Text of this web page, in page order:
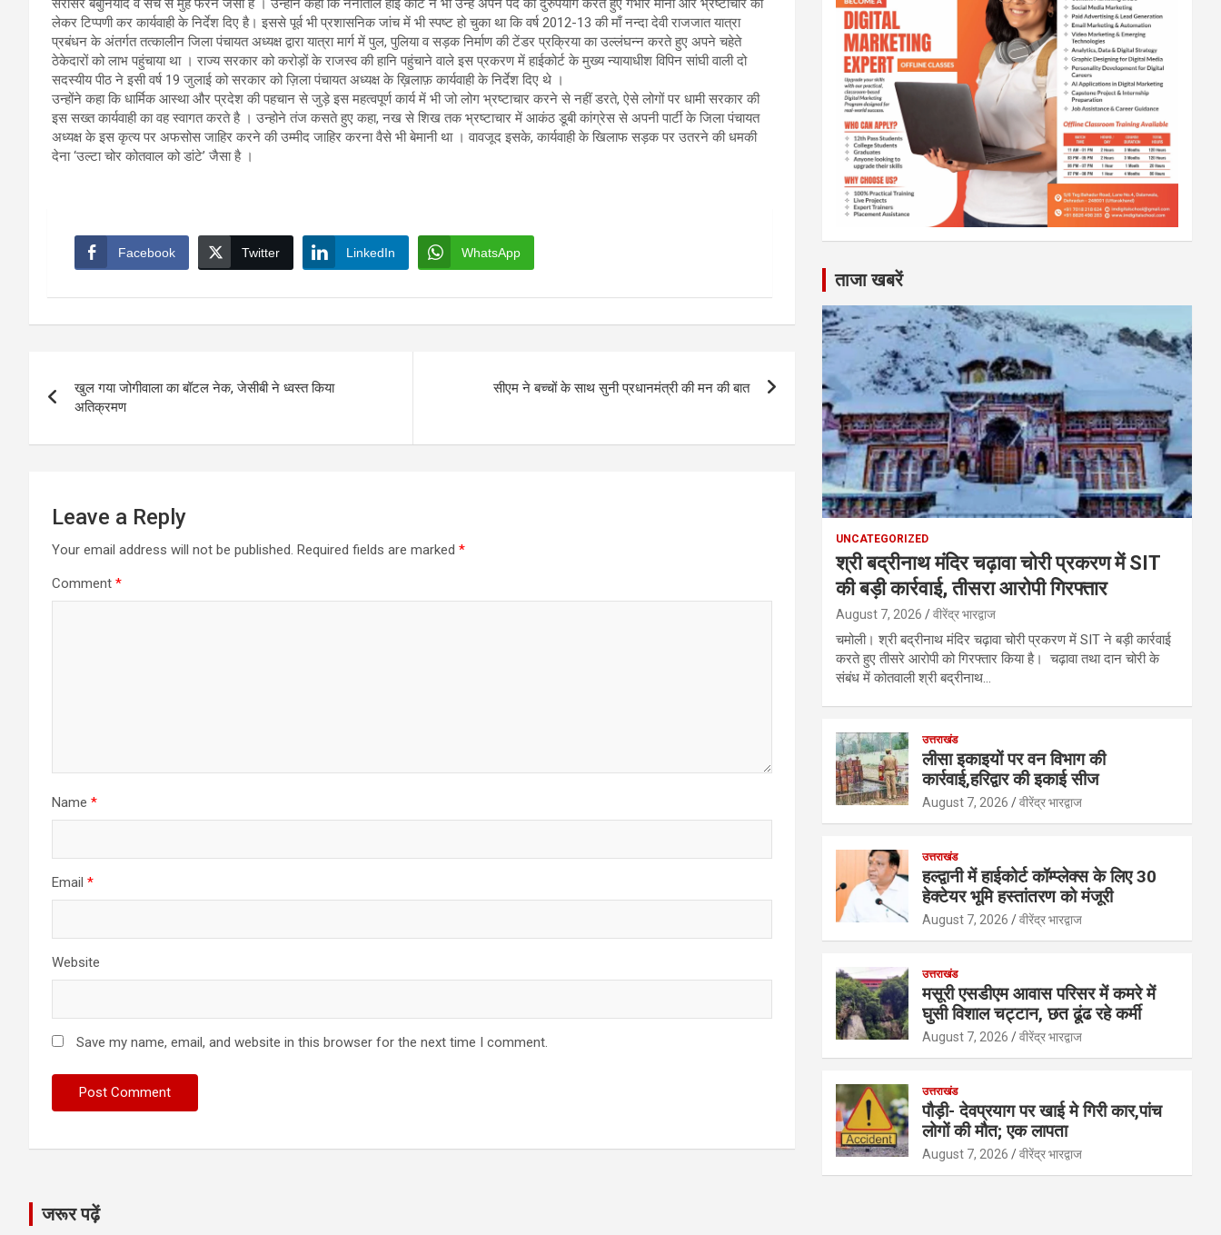
सरासर बेबुनियाद व सच से मुंह फेरने जैसा है । उन्होंने कहा कि नैनीताल हाई कोर्ट ने भी उन्हें अपने पद का दुरुपयोग करते हुए गंभीर माना और भ्रष्टाचार को
लेकर टिप्पणी कर कार्यवाही के निर्देश दिए है। इससे पूर्व भी प्रशासनिक जांच में भी स्पष्ट हो चुका था कि वर्ष 2012-13 की माँ नन्दा देवी राजजात यात्रा
प्रबंधन के अंतर्गत तत्कालीन जिला पंचायत अध्यक्ष द्वारा यात्रा मार्ग में पुल, पुलिया व सड़क निर्माण की टेंडर प्रक्रिया का उल्लंघन्न करते हुए अपने चहेते
ठेकेदारों को लाभ पहुंचाया था । राज्य सरकार को करोड़ों के राजस्व की हानि पहुंचाने वाले इस प्रकरण में हाईकोर्ट के मुख्य न्यायाधीश विपिन सांघी वाली दो
सदस्यीय पीठ ने इसी वर्ष 19 जुलाई को सरकार को ज़िला पंचायत अध्यक्ष के ख़िलाफ़ कार्यवाही के निर्देश दिए थे ।
उन्होंने कहा कि धार्मिक आस्था और प्रदेश की पहचान से जुड़े इस महत्वपूर्ण कार्य में भी जो लोग भ्रष्टाचार करने से नहीं डरते, ऐसे लोगों पर धामी सरकार की
इस सख्त कार्यवाही का वह स्वागत करते है । उन्होने तंज कसते हुए कहा, नख से शिख तक भ्रष्टाचार में आकंठ डूबी कांग्रेस से अपनी पार्टी के जिला पंचायत
अध्यक्ष के इस कृत्य पर अफसोस जाहिर करने की उम्मीद जाहिर करना वैसे भी बेमानी था । वावजूद इसके, कार्यवाही के खिलाफ सड़क पर उतरने की धमकी
देना ‘उल्टा चोर कोतवाल को डांटे’ जैसा है ।
Facebook Twitter LinkedIn WhatsApp
navigation
खुल गया जोगीवाला का बॉटल नेक, जेसीबी ने ध्वस्त किया
अतिक्रमण
सीएम ने बच्चों के साथ सुनी प्रधानमंत्री की मन की बात
Leave a Reply
Your email address will not be published. Required fields are marked *
Comment *
Name *
Email *
Website
Save my name, email, and website in this browser for the next time I comment.
ताजा खबरें
UNCATEGORIZED
श्री बद्रीनाथ मंदिर चढ़ावा चोरी प्रकरण में SIT
की बड़ी कार्रवाई, तीसरा आरोपी गिरफ्तार
August 7, 2026 वीरेंद्र भारद्वाज
चमोली। श्री बद्रीनाथ मंदिर चढ़ावा चोरी प्रकरण में SIT ने बड़ी कार्रवाई
करते हुए तीसरे आरोपी को गिरफ्तार किया है। चढ़ावा तथा दान चोरी के
संबंध में कोतवाली श्री बद्रीनाथ…
उत्तराखंड
लीसा इकाइयों पर वन विभाग की
कार्रवाई,हरिद्वार की इकाई सीज
August 7, 2026 वीरेंद्र भारद्वाज
उत्तराखंड
हल्द्वानी में हाईकोर्ट कॉम्प्लेक्स के लिए 30
हेक्टेयर भूमि हस्तांतरण को मंजूरी
August 7, 2026 वीरेंद्र भारद्वाज
उत्तराखंड
मसूरी एसडीएम आवास परिसर में कमरे में
घुसी विशाल चट्टान, छत ढूंढ रहे कर्मी
August 7, 2026 वीरेंद्र भारद्वाज
उत्तराखंड
पौड़ी- देवप्रयाग पर खाई मे गिरी कार,पांच
लोगों की मौत; एक लापता
August 7, 2026 वीरेंद्र भारद्वाज
जरूर पढ़ें